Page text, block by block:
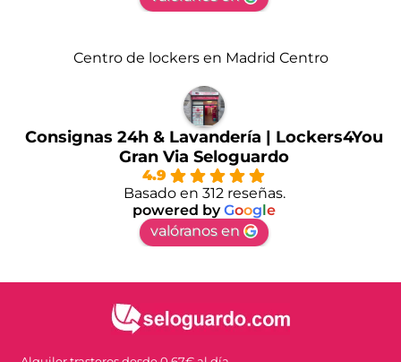
Centro de lockers en Madrid Centro
Consignas 24h & Lavandería | Lockers4You
Gran Via Seloguardo
4.9
Basado en 312 reseñas.
powered byGoogle
valóranos en